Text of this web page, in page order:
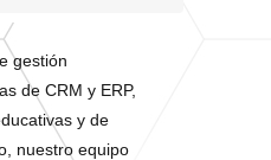
gestión
de CRM y ERP,
y de
nuestro equipo